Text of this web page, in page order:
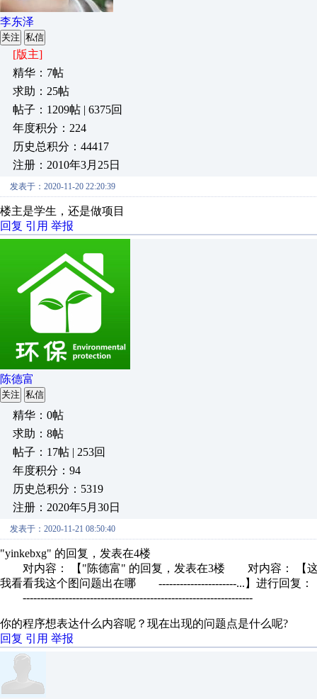
李东泽
关注 私信
[版主]
精华：7帖
求助：25帖
帖子：1209帖 | 6375回
年度积分：224
历史总积分：44417
注册：2010年3月25日
发表于：2020-11-20 22:20:39
楼主是学生，还是做项目
回复 引用 举报
陈德富
关注 私信
精华：0帖
求助：8帖
帖子：17帖 | 253回
年度积分：94
历史总积分：5319
注册：2020年5月30日
发表于：2020-11-21 08:50:40
"yinkebxg" 的回复，发表在4楼
对内容： 【"陈德富" 的回复，发表在3楼 对内容： 【这
我看看我这个图问题出在哪 ----------------------...】进行回复：
-----------------------------------------------------------------
你的程序想表达什么内容呢？现在出现的问题点是什么呢?
回复 引用 举报